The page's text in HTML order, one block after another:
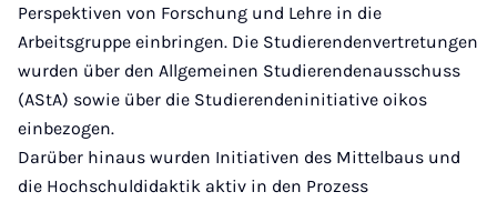
Perspektiven von Forschung und Lehre in die
Arbeitsgruppe einbringen. Die Studierendenvertretungen
wurden über den Allgemeinen Studierendenausschuss
(AStA) sowie über die Studierendeninitiative oikos
einbezogen.
Darüber hinaus wurden Initiativen des Mittelbaus und
die Hochschuldidaktik aktiv in den Prozess